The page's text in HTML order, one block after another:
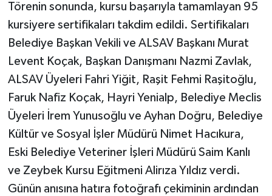
Törenin sonunda, kursu başarıyla tamamlayan 95
kursiyere sertifikaları takdim edildi. Sertifikaları
Belediye Başkan Vekili ve ALSAV Başkanı Murat
Levent Koçak, Başkan Danışmanı Nazmi Zavlak,
ALSAV Üyeleri Fahri Yiğit, Raşit Fehmi Raşitoğlu,
Faruk Nafiz Koçak, Hayri Yenialp, Belediye Meclis
Üyeleri İrem Yunusoğlu ve Ayhan Doğru, Belediye
Kültür ve Sosyal İşler Müdürü Nimet Hacıkura,
Eski Belediye Veteriner İşleri Müdürü Saim Kanlı
ve Zeybek Kursu Eğitmeni Alirıza Yıldız verdi.
Günün anısına hatıra fotoğrafı çekiminin ardından